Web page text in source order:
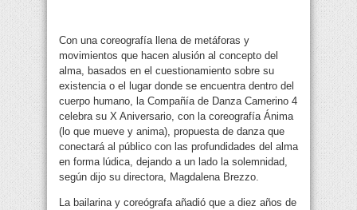
Con una coreografía llena de metáforas y
movimientos que hacen alusión al concepto del
alma, basados en el cuestionamiento sobre su
existencia o el lugar donde se encuentra dentro del
cuerpo humano, la Compañía de Danza Camerino 4
celebra su X Aniversario, con la coreografía Ánima
(lo que mueve y anima), propuesta de danza que
conectará al público con las profundidades del alma
en forma lúdica, dejando a un lado la solemnidad,
según dijo su directora, Magdalena Brezzo.
La bailarina y coreógrafa añadió que a diez años de